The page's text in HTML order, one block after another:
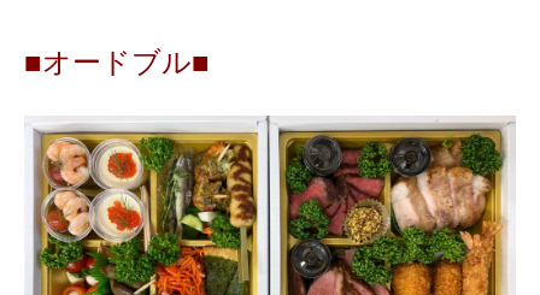
■オードブル■